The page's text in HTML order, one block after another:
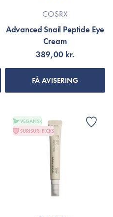
COSRX
Advanced Snail Peptide Eye
Cream
389,00 kr.
FÅ AVISERING
VEGANSK
SURISURI PICKS